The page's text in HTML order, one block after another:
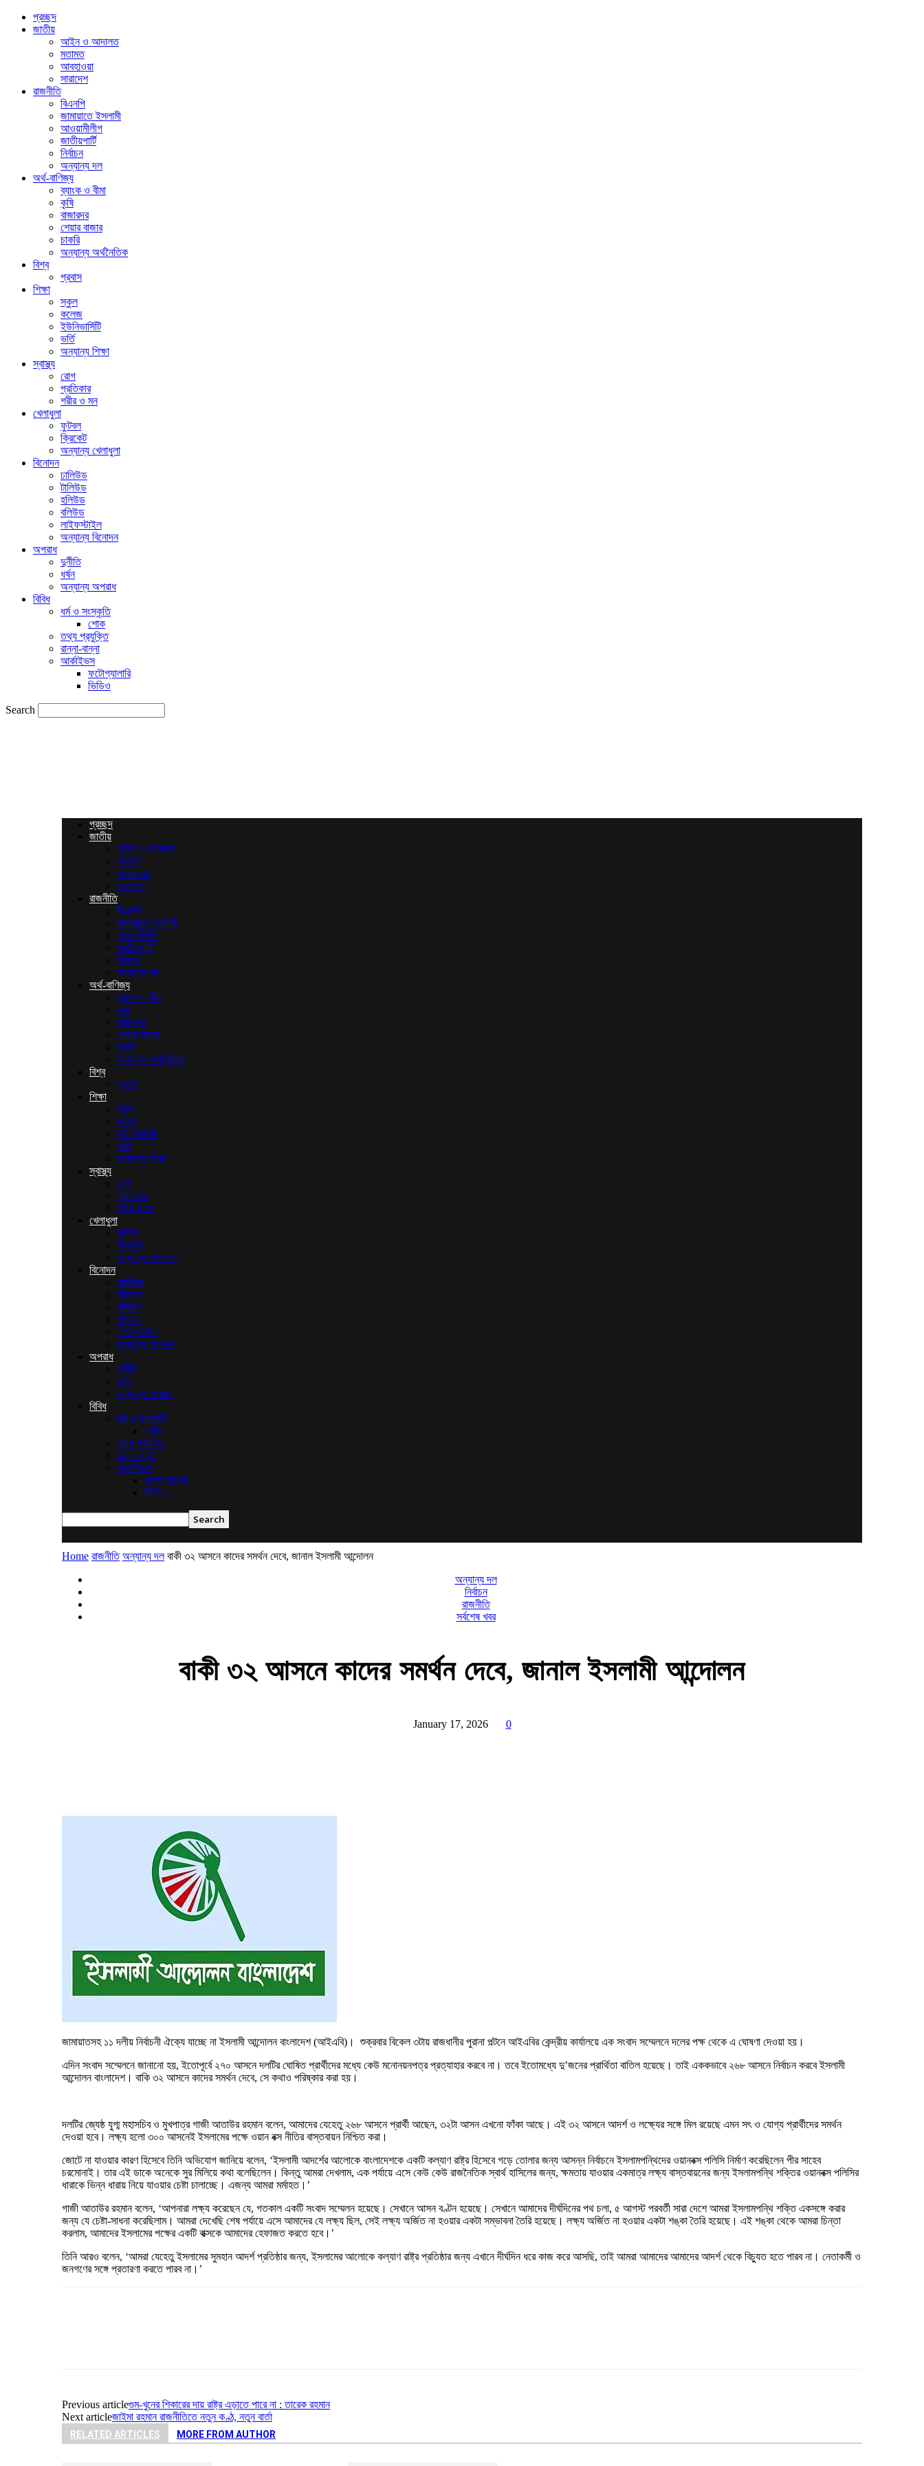
প্রচ্ছদ
জাতীয়
আইন ও আদালত
মতামত
আবহাওয়া
সারাদেশ
রাজনীতি
বিএনপি
জামায়াতে ইসলামী
আওয়ামীলীগ
জাতীয়পার্টি
নির্বাচন
অন্যান্য দল
অর্থ-বাণিজ্য
ব্যাংক ও বীমা
কৃষি
বাজারদর
শেয়ার বাজার
চাকরি
অন্যান্য অর্থনৈতিক
বিশ্ব
প্রবাস
শিক্ষা
স্কুল
কলেজ
ইউনিভার্সিটি
ভর্তি
অন্যান্য শিক্ষা
স্বাস্থ্য
রোগ
প্রতিকার
শরীর ও মন
খেলাধুলা
ফুটবল
ক্রিকেট
অন্যান্য খেলাধুলা
বিনোদন
ঢালিউড
টালিউড
হলিউড
বলিউড
লাইফস্টাইল
অন্যান্য বিনোদন
অপরাধ
দুর্নীতি
ধর্ষন
অন্যান্য অপরাধ
বিবিধ
ধর্ম ও সংস্কৃতি
শোক
তথ্য প্রযুক্তি
রান্না-বান্না
আর্কাইভস
ফটোগ্যালারি
ভিডিও
Search
প্রচ্ছদ
জাতীয়
আইন ও আদালত
মতামত
আবহাওয়া
সারাদেশ
রাজনীতি
বিএনপি
জামায়াতে ইসলামী
আওয়ামীলীগ
জাতীয়পার্টি
নির্বাচন
অন্যান্য দল
অর্থ-বাণিজ্য
ব্যাংক ও বীমা
কৃষি
বাজারদর
শেয়ার বাজার
চাকরি
অন্যান্য অর্থনৈতিক
বিশ্ব
প্রবাস
শিক্ষা
স্কুল
কলেজ
ইউনিভার্সিটি
ভর্তি
অন্যান্য শিক্ষা
স্বাস্থ্য
রোগ
প্রতিকার
শরীর ও মন
খেলাধুলা
ফুটবল
ক্রিকেট
অন্যান্য খেলাধুলা
বিনোদন
ঢালিউড
টালিউড
হলিউড
বলিউড
লাইফস্টাইল
অন্যান্য বিনোদন
অপরাধ
দুর্নীতি
ধর্ষন
অন্যান্য অপরাধ
বিবিধ
ধর্ম ও সংস্কৃতি
শোক
তথ্য প্রযুক্তি
রান্না-বান্না
আর্কাইভস
ফটোগ্যালারি
ভিডিও
Home রাজনীতি অন্যান্য দল বাকী ৩২ আসনে কাদের সমর্থন দেবে, জানাল ইসলামী আন্দোলন
অন্যান্য দল
নির্বাচন
রাজনীতি
সর্বশেষ খবর
বাকী ৩২ আসনে কাদের সমর্থন দেবে, জানাল ইসলামী আন্দোলন
January 17, 2026 0
জামায়াতসহ ১১ দলীয় নির্বাচনী ঐক্যে যাচ্ছে না ইসলামী আন্দোলন বাংলাদেশ (আইএবি)। শুক্রবার বিকেল ৩টায় রাজধানীর পুরানা পল্টনে আইএবির কেন্দ্রীয় কার্যালয়ে এক সংবাদ সম্মেলনে দলের পক্ষ থেকে এ ঘোষণা দেওয়া হয়।
এদিন সংবাদ সম্মেলনে জানানো হয়, ইতোপূর্বে ২৭০ আসনে দলটির ঘোষিত প্রার্থীদের মধ্যে কেউ মনোনয়নপত্র প্রত্যাহার করবে না। তবে ইতোমধ্যে দু’জনের প্রার্থিতা বাতিল হয়েছে। তাই এককভাবে ২৬৮ আসনে নির্বাচন করবে ইসলামী
আন্দোলন বাংলাদেশ। বাকি ৩২ আসনে কাদের সমর্থন দেবে, সে কথাও পরিষ্কার করা হয়।
দলটির জ্যেষ্ঠ যুগ্ম মহাসচিব ও মুখপাত্র গাজী আতাউর রহমান বলেন, আমাদের যেহেতু ২৬৮ আসনে প্রার্থী আছেন, ৩২টা আসন এখনো ফাঁকা আছে। এই ৩২ আসনে আদর্শ ও লক্ষ্যের সঙ্গে মিল রয়েছে এমন সৎ ও যোগ্য প্রার্থীদের সমর্থন
দেওয়া হবে। লক্ষ্য হলো ৩০০ আসনেই ইসলামের পক্ষে ওয়ান বক্স নীতির বাস্তবায়ন নিশ্চিত করা।
জোটে না যাওয়ার কারণ হিসেবে তিনি অভিযোগ জানিয়ে বলেন, ‘ইসলামী আদর্শের আলোকে বাংলাদেশকে একটি কল্যাণ রাষ্ট্র হিসেবে গড়ে তোলার জন্য আসন্ন নির্বাচনে ইসলামপন্থিদের ওয়ানবক্স পলিসি নির্মাণ করেছিলেন পীর সাহেব
চরমোনাই। তার এই ডাকে অনেকে সুর মিলিয়ে কথা বলেছিলেন। কিন্তু আমরা দেখলাম, এক পর্যায়ে এসে কেউ কেউ রাজনৈতিক স্বার্থ হাসিলের জন্য, ক্ষমতায় যাওয়ার একমাত্র লক্ষ্য বাস্তবায়নের জন্য ইসলামপন্থি শক্তির ওয়ানবক্স পলিসির
ধারাকে ভিন্ন ধারায় নিয়ে যাওয়ার চেষ্টা চালাচ্ছে। এজন্য আমরা মর্মাহত।’
গাজী আতাউর রহমান বলেন, ‘আপনারা লক্ষ্য করেছেন যে, গতকাল একটি সংবাদ সম্মেলন হয়েছে। সেখানে আসন বণ্টন হয়েছে। সেখানে আমাদের দীর্ঘদিনের পথ চলা, ৫ আগস্ট পরবর্তী সারা দেশে আমরা ইসলামপন্থি শক্তি একসঙ্গে করার
জন্য যে চেষ্টা-সাধনা করেছিলাম। আমরা দেখেছি শেষ পর্যায়ে এসে আমাদের যে লক্ষ্য ছিল, সেই লক্ষ্য অর্জিত না হওয়ার একটা সম্ভাবনা তৈরি হয়েছে। লক্ষ্য অর্জিত না হওয়ার একটা শঙ্কা তৈরি হয়েছে। এই শঙ্কা থেকে আমরা চিন্তা
করলাম, আমাদের ইসলামের পক্ষের একটি বাক্সকে আমাদের হেফাজত করতে হবে।’
তিনি আরও বলেন, ‘আমরা যেহেতু ইসলামের সুমহান আদর্শ প্রতিষ্ঠার জন্য, ইসলামের আলোকে কল্যাণ রাষ্ট্র প্রতিষ্ঠার জন্য এখানে দীর্ঘদিন ধরে কাজ করে আসছি, তাই আমরা আমাদের আমাদের আদর্শ থেকে বিচ্যুত হতে পারব না। নেতাকর্মী ও
জনগণের সঙ্গে প্রতারণা করতে পারব না।’
Previous articleগুম-খুনের শিকারের দায় রাষ্ট্র এড়াতে পারে না : তারেক রহমান
Next articleজাইমা রহমান রাজনীতিতে নতুন কণ্ঠ, নতুন বার্তা
RELATED ARTICLES MORE FROM AUTHOR